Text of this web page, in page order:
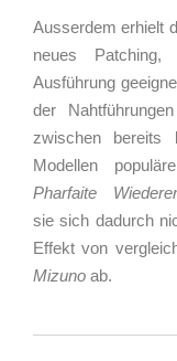
Ausserdem erhielt
neues
Ausführung
der
zwischen bereits
Modellen
Pharfaite
sie sich dadurch
Effekt von
Mizuno ab.